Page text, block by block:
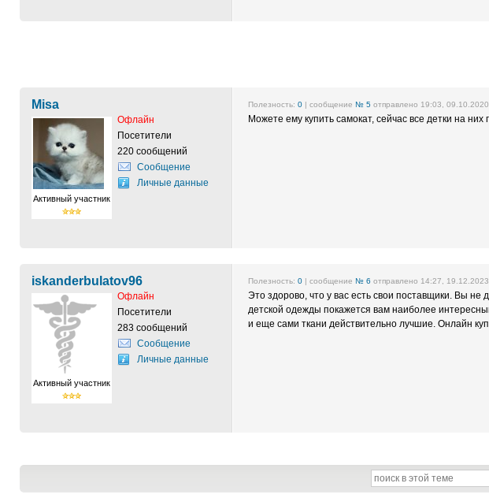
Misa
Активный участник
Офлайн
Посетители
220 сообщений
Сообщение
Личные данные
Полезность: 0 | сообщение № 5 отправлено 19:03, 09.10.2020
Можете ему купить самокат, сейчас все детки на них
iskanderbulatov96
Активный участник
Офлайн
Посетители
283 сообщений
Сообщение
Личные данные
Полезность: 0 | сообщение № 6 отправлено 14:27, 19.12.2023
Это здорово, что у вас есть свои поставщики. Вы
детской одежды покажется вам наиболее
и еще сами ткани действительно лучшие. Онлайн